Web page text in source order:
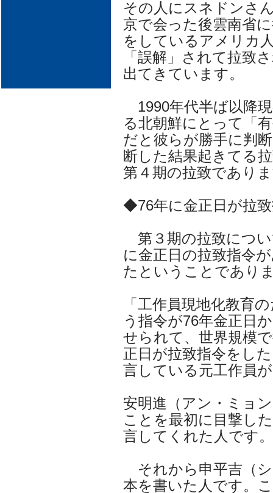
その人にスネドンさ
京で会った後雲南省
をしているアメリカ
「誤解」されて拉致
出てきています。
1990年代半ば以降
る北朝鮮にとって「
だと彼らが勝手に判
断した結果起きてる
第４期の拉致であり
◆76年に金正日が拉
第３期の拉致につ
に金正日の拉致指令
たということであり
「工作員現地化教育
う指令が76年金正日
せられて、世界規模
正日が拉致指令をし
言している元工作員
安明進（アン・ミョ
ことを最初に目撃し
言してくれた人です。
それから申平吉（
本を書いた人です。